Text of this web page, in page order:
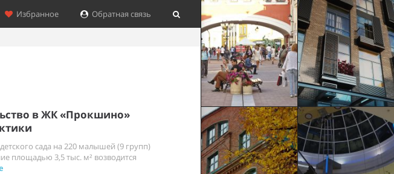
Избранное Обратная связь
в ЖК «Прокшино»
сада на 220 малышей (9 групп)
площадью 3,5 тыс. м² возводится